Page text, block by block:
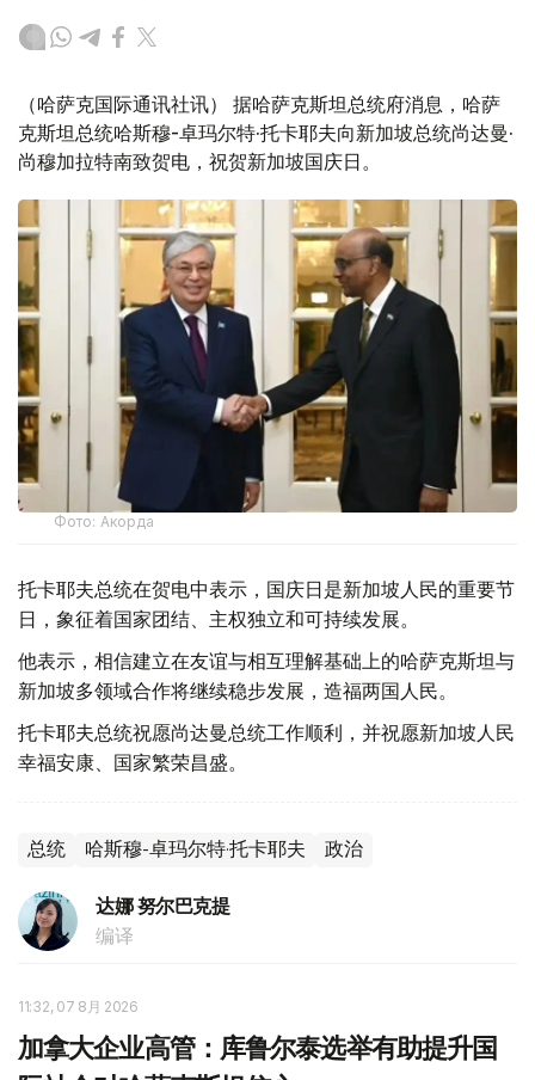
（哈萨克国际通讯社讯） 据哈萨克斯坦总统府消息，哈萨
克斯坦总统哈斯穆-卓玛尔特·托卡耶夫向新加坡总统尚达曼·
尚穆加拉特南致贺电，祝贺新加坡国庆日。
Фото: Акорда
托卡耶夫总统在贺电中表示，国庆日是新加坡人民的重要节
日，象征着国家团结、主权独立和可持续发展。
他表示，相信建立在友谊与相互理解基础上的哈萨克斯坦与
新加坡多领域合作将继续稳步发展，造福两国人民。
托卡耶夫总统祝愿尚达曼总统工作顺利，并祝愿新加坡人民
幸福安康、国家繁荣昌盛。
总统 哈斯穆-卓玛尔特·托卡耶夫 政治
达娜 努尔巴克提
编译
11:32, 07 8月 2026
加拿大企业高管：库鲁尔泰选举有助提升国